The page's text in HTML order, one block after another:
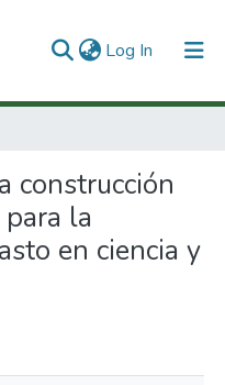
Log In (current)
construcción
la
en ciencia y